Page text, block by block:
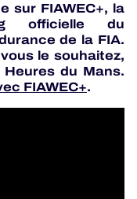
sur FIAWEC+, la
officielle du
de la FIA.
le souhaitez,
du Mans.
FIAWEC+.